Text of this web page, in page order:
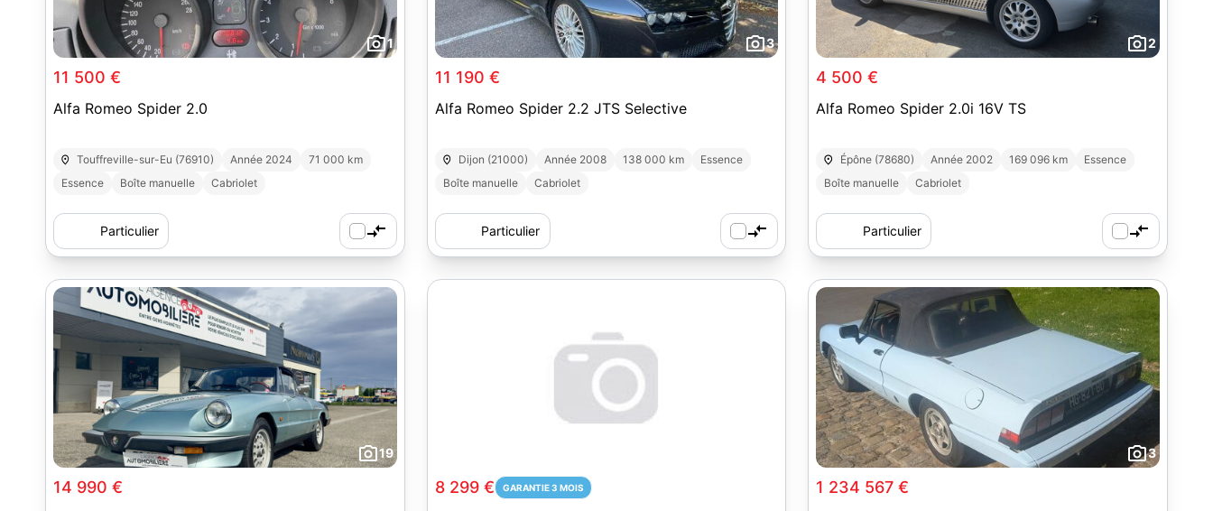
1
11 500 €
Alfa Romeo Spider 2.0
Touffreville-sur-Eu (76910) Année 2024
71 000 km
Essence
Boîte manuelle Cabriolet
Particulier
3
11 190 €
Alfa Romeo Spider 2.2 JTS Selective
Dijon (21000) Année 2008 138 000 km
Essence
Boîte manuelle
Cabriolet
Particulier
2
4 500 €
Alfa Romeo Spider 2.0i 16V TS
Épône (78680) Année 2002 169 096 km
Essence
Boîte manuelle
Cabriolet
Particulier
19
14 990 € 8 299 € GARANTIE 3 MOIS
3
1 234 567 €